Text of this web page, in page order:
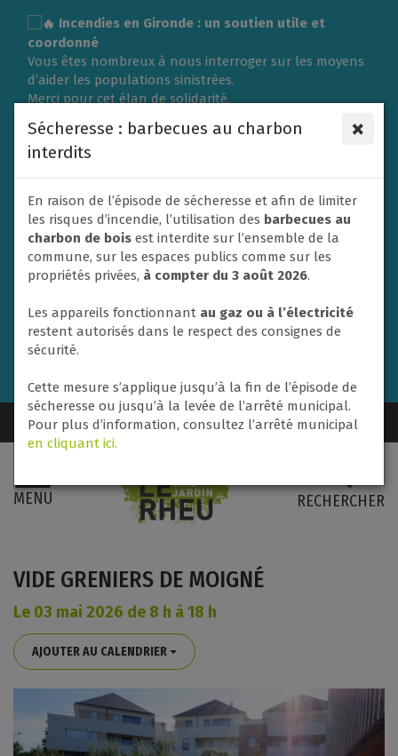
Incendies en Gironde : un soutien utile et
coordonné
Vous êtes nombreux à nous interroger sur les moyens
d’aider les populations sinistrées.
Merci pour cet élan de solidarité.
matériel nécessite une logistique importante et doit
répondre aux besoins exprimés sur place.
des Maires de France (AMF) et à la Protection civile en
privilégiant un soutien financier afin de contribuer
efficacement aux secours et à l’aide apportée aux
victimes.
Un don va donc être adressé dans ce sens par la ville
de Le Rheu à la Protection civile. En effet, les soutiens
financiers sont privilégiés par les autorités afin de
mettre en place les opérations d’urgence.
Nous ne manquerons pas également de relayer et
soutenir toute initiative nationale à destination des
habitants si un appel à la solidarité est lancé.
Nous contacter 02 99 60 71 31
MENU RECHERCHER
VIDE GRENIERS DE MOIGNÉ
Le 03 mai 2026 de 8 h à 18 h
AJOUTER AU CALENDRIER
×
Sécheresse : barbecues au charbon
interdits
En raison de l’épisode de sécheresse et afin de limiter
les risques d’incendie, l’utilisation des barbecues au
charbon de bois est interdite sur l’ensemble de la
commune, sur les espaces publics comme sur les
propriétés privées, à compter du 3 août 2026.
Les appareils fonctionnant au gaz ou à l’électricité
restent autorisés dans le respect des consignes de
sécurité.
Cette mesure s’applique jusqu’à la fin de l’épisode de
sécheresse ou jusqu’à la levée de l’arrêté municipal.
Pour plus d’information, consultez l’arrêté municipal
en cliquant ici.